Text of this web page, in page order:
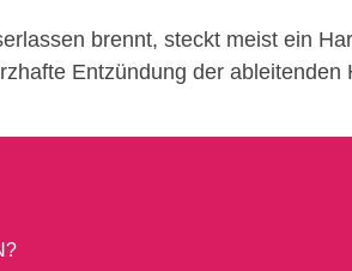
brennt, steckt meist ein
Entzündung der